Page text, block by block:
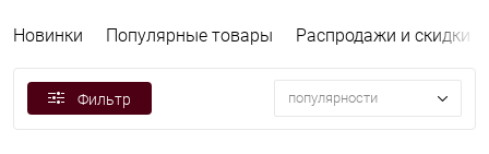
Новинки Популярные товары Распродажи и скидки
Фильтр популярности